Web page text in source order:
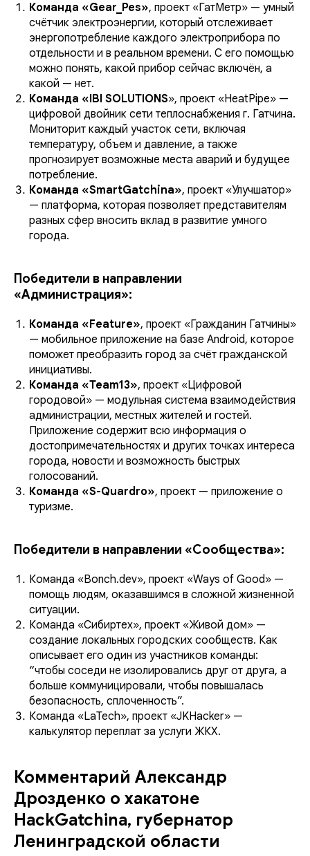
Команда «Gear_Pes», проект «ГатМетр» — умный
счётчик электроэнергии, который отслеживает
энергопотребление каждого электроприбора по
отдельности и в реальном времени. С его помощью
можно понять, какой прибор сейчас включён, а
какой — нет.
Команда «IBI SOLUTIONS», проект «HeatPipe» —
цифровой двойник сети теплоснабжения г. Гатчина.
Мониторит каждый участок сети, включая
температуру, объем и давление, а также
прогнозирует возможные места аварий и будущее
потребление.
Команда «SmartGatchina», проект «Улучшатор»
— платформа, которая позволяет представителям
разных сфер вносить вклад в развитие умного
города.
Победители в направлении
«Администрация»:
Команда «Feature», проект «Гражданин Гатчины»
— мобильное приложение на базе Android, которое
поможет преобразить город за счёт гражданской
инициативы.
Команда «Team13», проект «Цифровой
городовой» — модульная система взаимодействия
администрации, местных жителей и гостей.
Приложение содержит всю информация о
достопримечательностях и других точках интереса
города, новости и возможность быстрых
голосований.
Команда «S-Quardro», проект — приложение о
туризме.
Победители в направлении «Сообщества»:
Команда «Bonch.dev», проект «Ways of Good» —
помощь людям, оказавшимся в сложной жизненной
ситуации.
Команда «Сибиртех», проект «Живой дом» —
создание локальных городских сообществ. Как
описывает его один из участников команды:
“чтобы соседи не изолировались друг от друга, а
больше коммуницировали, чтобы повышалась
безопасность, сплоченность”.
Команда «LaTech», проект «JKHacker» —
калькулятор переплат за услуги ЖКХ.
Комментарий Александр
Дрозденко о хакатоне
HackGatchina, губернатор
Ленинградской области